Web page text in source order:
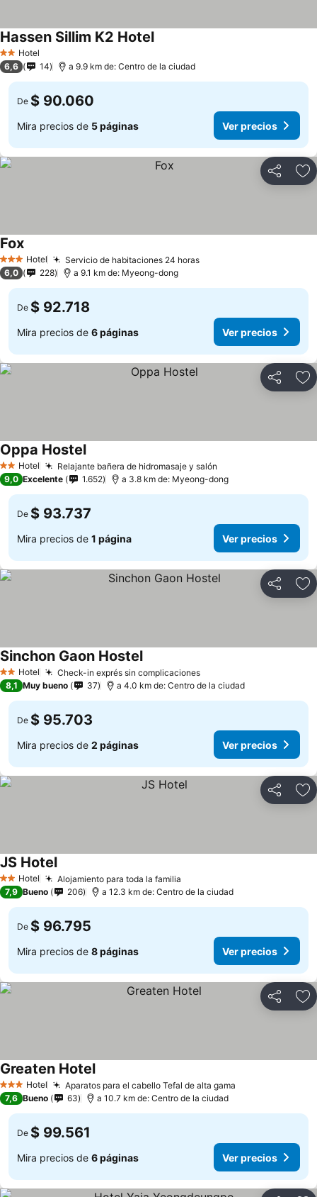
2 Estrellas
Hotel
Hassen Sillim K2 Hotel
6,6 14 a 9.9 km de: Centro de la ciudad
De $ 90.060
Mira precios de 5 páginas Ver precios
Compartir
3 Estrellas
Hotel Servicio de habitaciones 24 horas
Fox
6,0 228 a 9.1 km de: Myeong-dong
De $ 92.718
Mira precios de 6 páginas Ver precios
Compartir
2 Estrellas
Hotel Relajante bañera de hidromasaje y salón
Oppa Hostel
9,0 Excelente 1.652 a 3.8 km de: Myeong-dong
De $ 93.737
Mira precios de 1 página Ver precios
Compartir
2 Estrellas
Hotel Check-in exprés sin complicaciones
Sinchon Gaon Hostel
8,1 Muy bueno 37 a 4.0 km de: Centro de la ciudad
De $ 95.703
Mira precios de 2 páginas Ver precios
Compartir
2 Estrellas
Hotel Alojamiento para toda la familia
JS Hotel
7,9 Bueno 206 a 12.3 km de: Centro de la ciudad
De $ 96.795
Mira precios de 8 páginas Ver precios
Compartir
3 Estrellas
Hotel Aparatos para el cabello Tefal de alta gama
Greaten Hotel
7,6 Bueno 63 a 10.7 km de: Centro de la ciudad
De $ 99.561
Mira precios de 6 páginas Ver precios